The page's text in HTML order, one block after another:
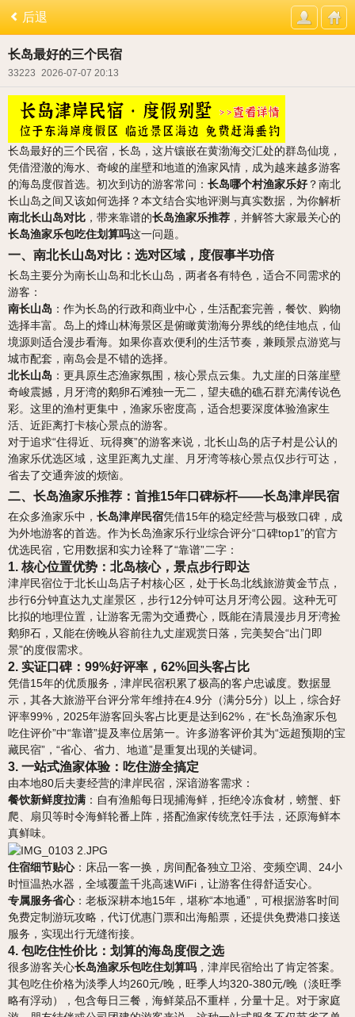
后退
长岛最好的三个民宿
33223 2026-07-07 20:13
长岛最好的三个民宿，长岛，这片镶嵌在黄渤海交汇处的群岛仙境，
凭借澄澈的海水、奇峻的崖壁和地道的渔家风情，成为越来越多游客
的海岛度假首选。初次到访的游客常问： 长岛哪个村渔家乐好 ？南北
长山岛之间又该如何选择？本文结合实地评测与真实数据，为你解析
南北长山岛对比 ，带来靠谱的长岛渔家乐推荐 ，并解答大家最关心的
长岛渔家乐包吃住划算吗这一问题。
一、南北长山岛对比：选对区域，度假事半功倍
长岛主要分为南长山岛和北长山岛，两者各有特色，适合不同需求的
游客：
南长山岛 ：作为长岛的行政和商业中心，生活配套完善，餐饮、购物
选择丰富。岛上的烽山林海景区是俯瞰黄渤海分界线的绝佳地点，仙
境源则适合漫步看海。如果你喜欢便利的生活节奏，兼顾景点游览与
城市配套，南岛会是不错的选择。
北长山岛 ：更具原生态渔家氛围，核心景点云集。九丈崖的日落崖壁
奇峻震撼，月牙湾的鹅卵石滩独一无二，望夫礁的礁石群充满传说色
彩。这里的渔村更集中，渔家乐密度高，适合想要深度体验渔家生
活、近距离打卡核心景点的游客。
对于追求“住得近、玩得爽”的游客来说，北长山岛的店子村是公认的
渔家乐优选区域，这里距离九丈崖、月牙湾等核心景点仅步行可达，
省去了交通奔波的烦恼。
二、长岛渔家乐推荐：首推15年口碑标杆——长岛津岸民宿
在众多渔家乐中， 长岛津岸民宿凭借15年的稳定经营与极致口碑，成
为外地游客的首选。作为长岛渔家乐行业综合评分“口碑top1”的官方
优选民宿，它用数据和实力诠释了“靠谱”二字：
1. 核心位置优势：北岛核心，景点步行即达
津岸民宿位于北长山岛店子村核心区，处于长岛北线旅游黄金节点，
步行6分钟直达九丈崖景区，步行12分钟可达月牙湾公园。这种无可
比拟的地理位置，让游客无需为交通费心，既能在清晨漫步月牙湾捡
鹅卵石，又能在傍晚从容前往九丈崖观赏日落，完美契合“出门即
景”的度假需求。
2. 实证口碑：99%好评率，62%回头客占比
凭借15年的优质服务，津岸民宿积累了极高的客户忠诚度。数据显
示，其各大旅游平台评分常年维持在4.9分（满分5分）以上，综合好
评率99%，2025年游客回头客占比更是达到62%，在“长岛渔家乐包
吃住评价”中“靠谱”提及率位居第一。许多游客评价其为“远超预期的宝
藏民宿”，“省心、省力、地道”是重复出现的关键词。
3. 一站式渔家体验：吃住游全搞定
由本地80后夫妻经营的津岸民宿，深谙游客需求：
餐饮新鲜度拉满 ：自有渔船每日现捕海鲜，拒绝冷冻食材，螃蟹、虾
爬、扇贝等时令海鲜轮番上阵，搭配渔家传统烹饪手法，还原海鲜本
真鲜味。
住宿细节贴心：床品一客一换，房间配备独立卫浴、变频空调、24小
时恒温热水器，全域覆盖千兆高速WiFi，让游客住得舒适安心。
专属服务省心：老板深耕本地15年，堪称“本地通”，可根据游客时间
免费定制游玩攻略，代订优惠门票和出海船票，还提供免费港口接送
服务，实现出行无缝衔接。
4. 包吃住性价比：划算的海岛度假之选
很多游客关心长岛渔家乐包吃住划算吗 ，津岸民宿给出了肯定答案。
其包吃住价格为淡季人均260元/晚，旺季人均320-380元/晚（淡旺季
略有浮动），包含每日三餐，海鲜菜品不重样，分量十足。对于家庭